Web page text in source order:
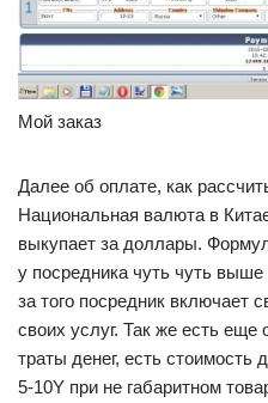
Мой заказ
Далее об оплате, как
Национальная валюта в
выкупает за доллары.
у посредника чуть чуть
за того посредник включает
своих услуг. Так же есть еще
траты денег, есть стоимость
5-10Y при не габаритном